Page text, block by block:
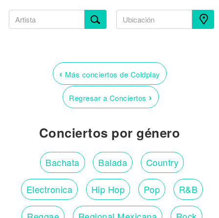
‹ Más conciertos de Coldplay
Regresar a Conciertos ›
Conciertos por género
Bachata Balada Country
Electronica Hip Hop Pop R&B